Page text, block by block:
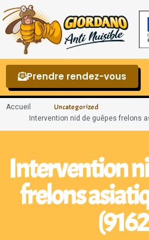
Prendre rendez-vous
Accueil Uncategorized
Intervention nid de guêpes frelons
Intervention
frelons